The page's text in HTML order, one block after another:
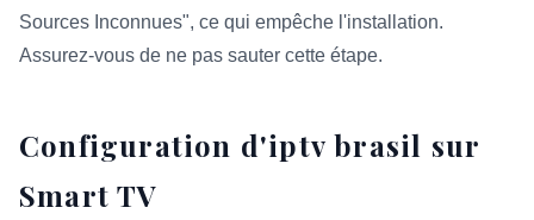
Sources Inconnues", ce qui empêche l'installation.
Assurez-vous de ne pas sauter cette étape.
Configuration d'iptv brasil sur
Smart TV